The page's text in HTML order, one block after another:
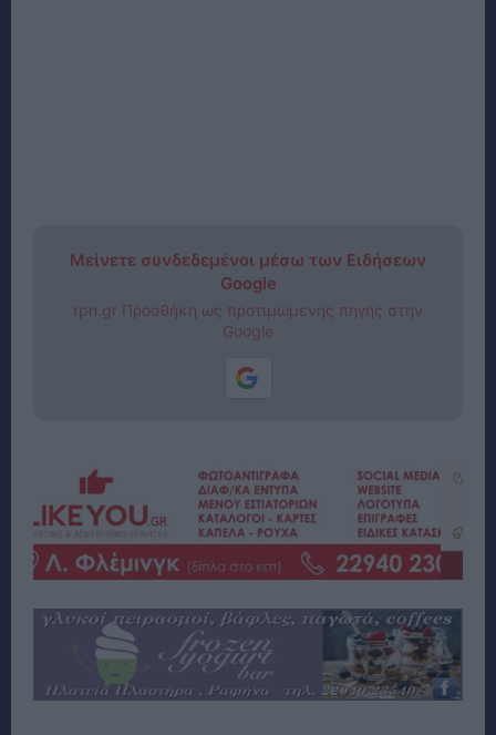
Μείνετε συνδεδεμένοι μέσω των Ειδήσεων
Google
rpn.gr Προσθήκη ως προτιμώμενης πηγής στην
Google